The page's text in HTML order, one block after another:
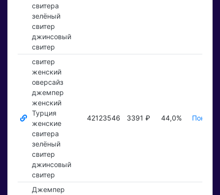
свитера
зелёный
свитер
джинсовый
свитер
свитер
женский
оверсайз
джемпер
женский
Турция
женские
свитера
зелёный
свитер
джинсовый
свитер
42123546 3391 ₽ 44,0%
Джемпер